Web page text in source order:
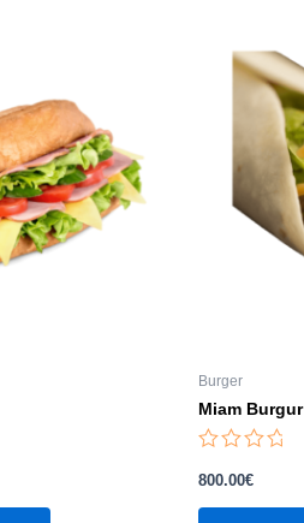
Burger
Miam Burgur
0
sur
800.00€